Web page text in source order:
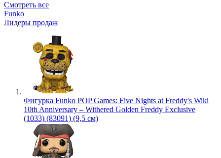
Смотреть все
Funko
Лидеры продаж
Фигурка Funko POP Games: Five Nights at Freddy's Wiki
10th Anniversary – Withered Golden Freddy Exclusive
(1033) (83091) (9,5 см)